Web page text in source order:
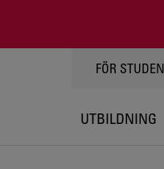
TOPPMENY
FÖR
UTBILDNING